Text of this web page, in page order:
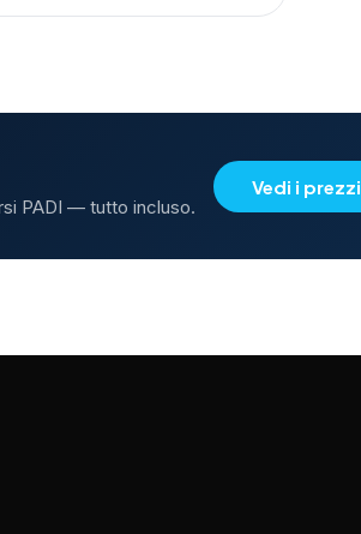
PADI — tutto incluso.
Vedi i prezzi